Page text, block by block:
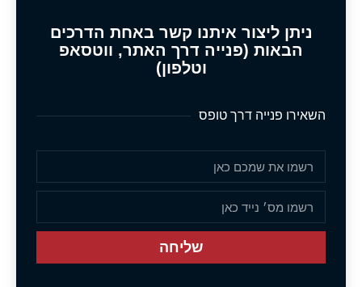
ניתן ליצור איתנו קשר באחת הדרכים
הבאות (פנייה דרך האתר, ווטסאפ
וטלפון)
השאירו פנייה דרך טופס
שליחה